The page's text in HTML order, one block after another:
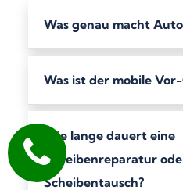
Was genau macht
Was ist der mobile
Wie lange dauert eine
Scheibenreparatur
Scheibentausch?